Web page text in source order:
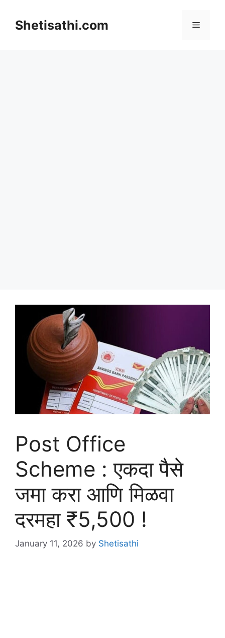
contentShetisathi.com Menu
Post Office
Scheme : एकदा पैसे
जमा करा आणि मिळवा
दरमहा ₹5,500 !
January 11, 2026 by Shetisathi